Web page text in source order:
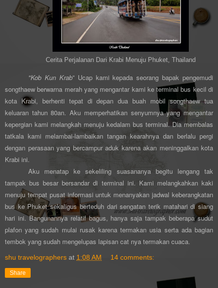
Cerita Perjalanan Dari Krabi Menuju Phuket, Thailand
"Kob Kun Krab” Ucap kami kepada seorang bapak pengemudi
songthaew berwarna merah yang mengantar kami ke terminal bus kecil di
kota Krabi, berhenti tepat di depan dua buah mobil songthaew tua
keluaran tahun 80an. Aku memperhatikan senyumnya yang mengantar
kepergian kami melangkah menuju kedalam bus terminal. Dia membalas
tatkala kami melambai-lambaikan tangan kearahnya dan berlalu pergi
dengan perasaan yang bercampur aduk karena akan meninggalkan kota
Krabi ini.
Aku menatap ke sekeliling suasananya begitu lengang tak
tampak bus besar bersandar di terminal ini. Kami melangkahkan kaki
menuju tempat pusat informasi untuk menanyakan jadwal keberangkatan
bus ke Phuket sekaligus berteduh dari sengatan terik matahari di siang
hari ini. Bangunannya relatif bagus, hanya saja tampak beberapa sudut
plafon yang sudah mulai rusak karena termakan usia serta ada bagian
tembok yang sudah mengelupas lapisan cat nya termakan cuaca.
shu travelographers at 1:08 AM 14 comments:
Share